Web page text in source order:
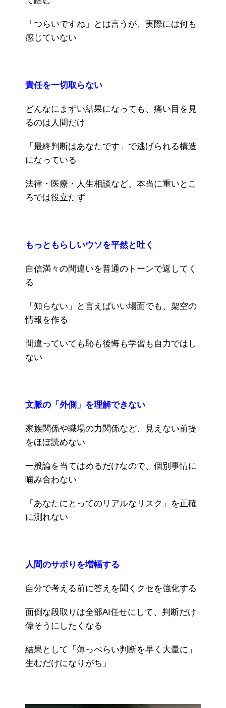
「つらいですね」とは言うが、実際には何も
感じていない
責任を一切取らない
どんなにまずい結果になっても、痛い目を見
るのは人間だけ
「最終判断はあなたです」で逃げられる構造
になっている
法律・医療・人生相談など、本当に重いとこ
ろでは役立たず
もっともらしいウソを平然と吐く
自信満々の間違いを普通のトーンで返してく
る
「知らない」と言えばいい場面でも、架空の
情報を作る
間違っていても恥も後悔も学習も自力ではし
ない
文脈の「外側」を理解できない
家族関係や職場の力関係など、見えない前提
をほぼ読めない
一般論を当てはめるだけなので、個別事情に
噛み合わない
「あなたにとってのリアルなリスク」を正確
に測れない
人間のサボりを増幅する
自分で考える前に答えを聞くクセを強化する
面倒な段取りは全部AI任せにして、判断だけ
偉そうにしたくなる
結果として「薄っぺらい判断を早く大量に」
生むだけになりがち」